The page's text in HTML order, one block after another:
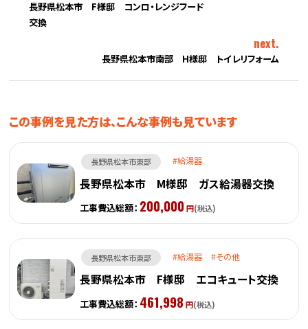
長野県松本市 F様邸 コンロ・レンジフード
交換
next.
長野県松本市南部 H様邸 トイレリフォーム
この事例を見た方は、こんな事例も見ています
長野県松本市東部 給湯器
長野県松本市 M様邸 ガス給湯器交換
工事費込総額： 200,000 円(税込)
長野県松本市東部 給湯器 その他
長野県松本市 F様邸 エコキュート交換
工事費込総額： 461,998 円(税込)